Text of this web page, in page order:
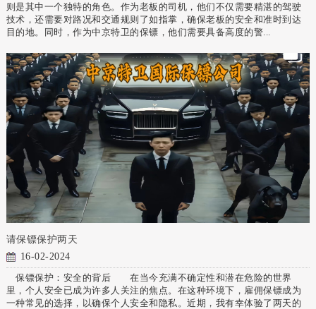
则是其中一个独特的角色。作为老板的司机，他们不仅需要精湛的驾驶
技术，还需要对路况和交通规则了如指掌，确保老板的安全和准时到达
目的地。同时，作为中京特卫的保镖，他们需要具备高度的警...
请保镖保护两天
16-02-2024
保镖保护：安全的背后 在当今充满不确定性和潜在危险的世界
里，个人安全已成为许多人关注的焦点。在这种环境下，雇佣保镖成为
一种常见的选择，以确保个人安全和隐私。近期，我有幸体验了两天的